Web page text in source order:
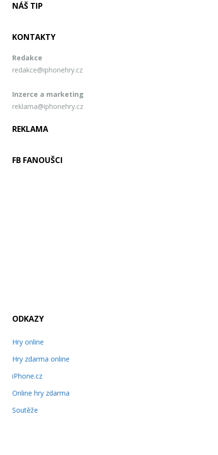
NÁŠ TIP
KONTAKTY
Redakce
redakce@iphonehry.cz
Inzerce a marketing
reklama@iphonehry.cz
REKLAMA
FB FANOUŠCI
ODKAZY
Hry online
Hry zdarma online
iPhone.cz
Online hry zdarma
Soutěže